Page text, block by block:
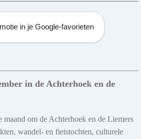
in je Google-favorieten
in de Achterhoek en de
maand om de Achterhoek en de Liemers
wandel- en fietstochten, culturele